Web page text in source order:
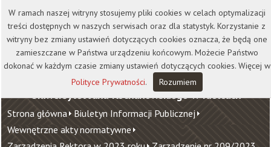
Kontakt Biblioteka
Wydawnictwo
Wirtualna Uczelnia
Uniwersytet Jana Kochanowskiego w Kielcach
Strona główna Biuletyn Informacji Publicznej
Wewnętrzne akty normatywne
W ramach naszej witryny stosujemy pliki cookies w celach optymalizacji
treści dostępnych w naszych serwisach oraz dla statystyk. Korzystanie z
witryny bez zmiany ustawień dotyczących cookies oznacza, że będą one
zamieszczane w Państwa urządzeniu końcowym. Możecie Państwo
dokonać w każdym czasie zmiany ustawień dotyczących cookies. Więcej w
Polityce Prywatności. Rozumiem